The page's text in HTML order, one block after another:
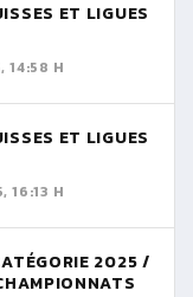
ET LIGUES
14:58 H
ET LIGUES
16:13 H
2025 /